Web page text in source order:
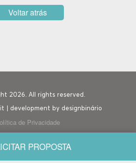
PROPOSTA
Voltar atrás
2026. All rights reserved.
| development by designbinário
de Privacidade